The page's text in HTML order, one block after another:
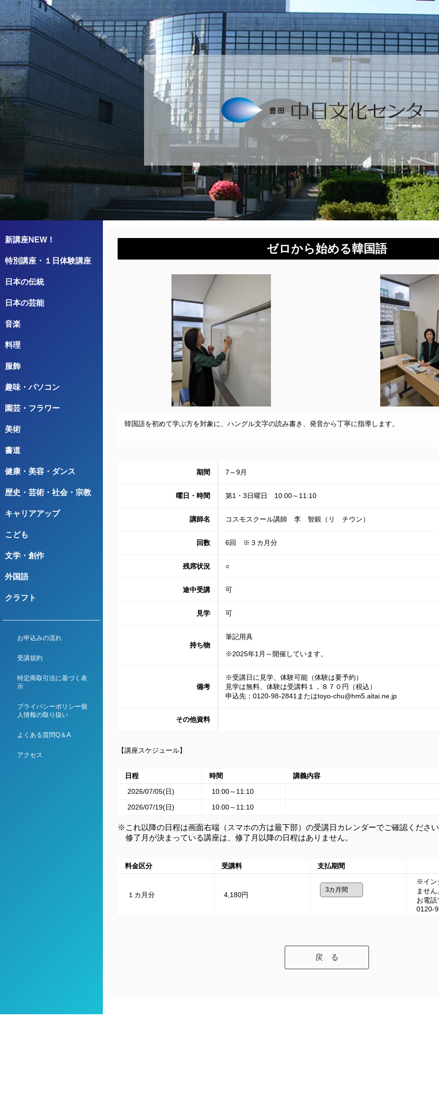
新講座NEW！
特別講座・１日体験講座
日本の伝統
日本の芸能
音楽
料理
服飾
趣味・パソコン
園芸・フラワー
美術
書道
健康・美容・ダンス
歴史・芸術・社会・宗教
キャリアアップ
こども
文学・創作
外国語
クラフト
お申込みの流れ
受講規約
特定商取引法に基づく表
示
プライバシーポリシー個
人情報の取り扱い
よくある質問Q＆A
アクセス
ゼロから始める韓国語
韓国語を初めて学ぶ方を対象に、ハングル文字の読み書き、発音から丁寧に指導します。
期間 7～9月
曜日・時間 第1・3日曜日 10:00～11:10
講師名 コスモスクール講師 李 智銀（リ チウン）
回数 6回 ※３カ月分
残席状況 ○
途中受講 可
見学 可
持ち物
筆記用具
※2025年1月～開催しています。
備考
※受講日に見学、体験可能（体験は要予約）
見学は無料、体験は受講料１，８７０円（税込）
申込先：0120-98-2841またはtoyo-chu@hm5.aitai.ne.jp
その他資料
【講座スケジュール】
日程 時間
講義内容
2026/07/05(日)
10:00～11:10
2026/07/19(日)
10:00～11:10
※これ以降の日程は画面右端（スマホの方は最下部）の受講日カレンダーでご確認くださ
修了月が決まっている講座は、修了月以降の日程はありません。
料金区分 受講料 支払期間
１カ月分 4,180円
※イン
ません
お電
0120-
戻 る